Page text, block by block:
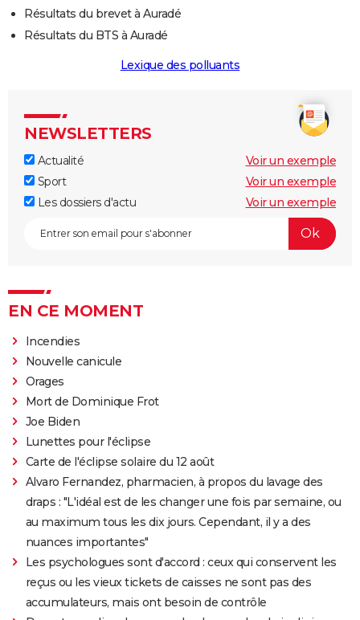
Résultats du brevet à Auradé
Résultats du BTS à Auradé
Lexique des polluants
NEWSLETTERS
Actualité
Voir un exemple
Sport
Voir un exemple
Les dossiers d'actu
Voir un exemple
EN CE MOMENT
Incendies
Nouvelle canicule
Orages
Mort de Dominique Frot
Joe Biden
Lunettes pour l'éclipse
Carte de l'éclipse solaire du 12 août
Alvaro Fernandez, pharmacien, à propos du lavage des
draps : "L'idéal est de les changer une fois par semaine, ou
au maximum tous les dix jours. Cependant, il y a des
nuances importantes"
Les psychologues sont d'accord : ceux qui conservent les
reçus ou les vieux tickets de caisses ne sont pas des
accumulateurs, mais ont besoin de contrôle